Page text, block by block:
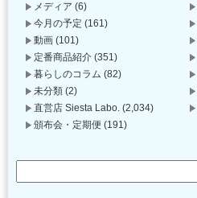
メディア (6)
今月の予定 (161)
動画 (101)
定番商品紹介 (351)
暮らしのコラム (82)
未分類 (2)
直営店 Siesta Labo. (2,034)
頒布会・定期便 (191)